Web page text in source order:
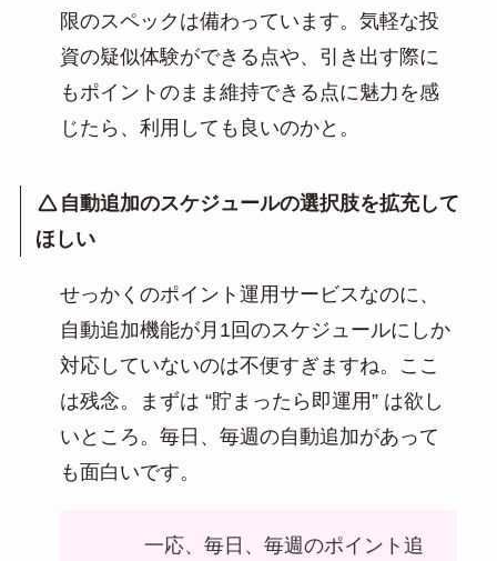
限のスペックは備わっています。気軽な投
資の疑似体験ができる点や、引き出す際に
もポイントのまま維持できる点に魅力を感
じたら、利用しても良いのかと。
自動追加のスケジュールの選択肢を拡充して
ほしい
せっかくのポイント運用サービスなのに、
自動追加機能が月1回のスケジュールにしか
対応していないのは不便すぎますね。ここ
は残念。まずは “貯まったら即運用” は欲し
いところ。毎日、毎週の自動追加があって
も面白いです。
一応、毎日、毎週のポイント追